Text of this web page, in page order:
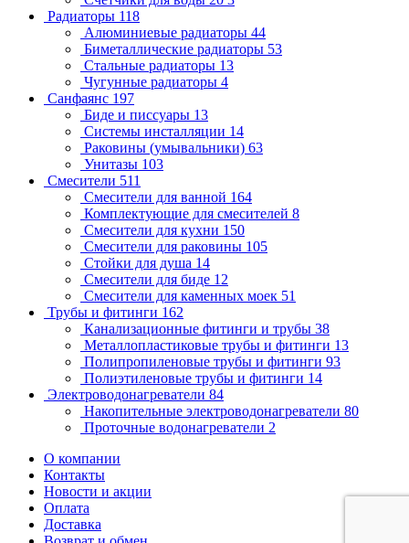
Радиаторы 118
Алюминиевые радиаторы 44
Биметаллические радиаторы 53
Стальные радиаторы 13
Чугунные радиаторы 4
Санфаянс 197
Биде и писсуары 13
Системы инсталляции 14
Раковины (умывальники) 63
Унитазы 103
Смесители 511
Смесители для ванной 164
Комплектующие для смесителей 8
Смесители для кухни 150
Смесители для раковины 105
Стойки для душа 14
Смесители для биде 12
Смесители для каменных моек 51
Трубы и фитинги 162
Канализационные фитинги и трубы 38
Металлопластиковые трубы и фитинги 13
Полипропиленовые трубы и фитинги 93
Полиэтиленовые трубы и фитинги 14
Электроводонагреватели 84
Накопительные электроводонагреватели 80
Проточные водонагреватели 2
О компании
Контакты
Новости и акции
Оплата
Доставка